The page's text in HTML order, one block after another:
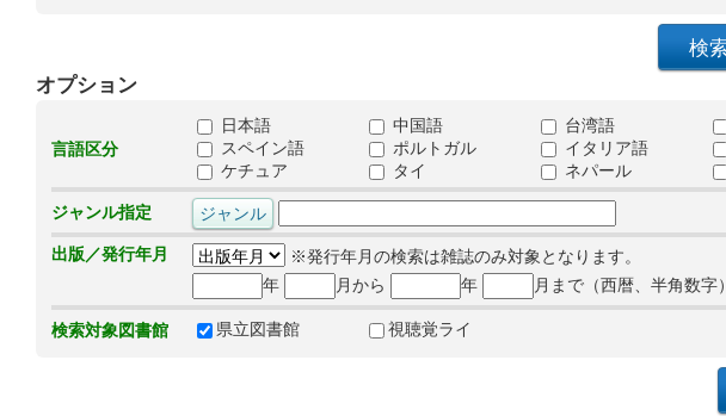
オプション
言語区分
日本語 中国語 台湾語
スペイン語
ポルトガル イタリア語
ケチュア
タイ ネパール
ジャンル指定
出版／発行年月
※発行年月の検索は雑誌のみ対象となります。
年
月から 年 月まで（西暦、半角数字）
検索対象図書館 県立図書館 視聴覚ライ